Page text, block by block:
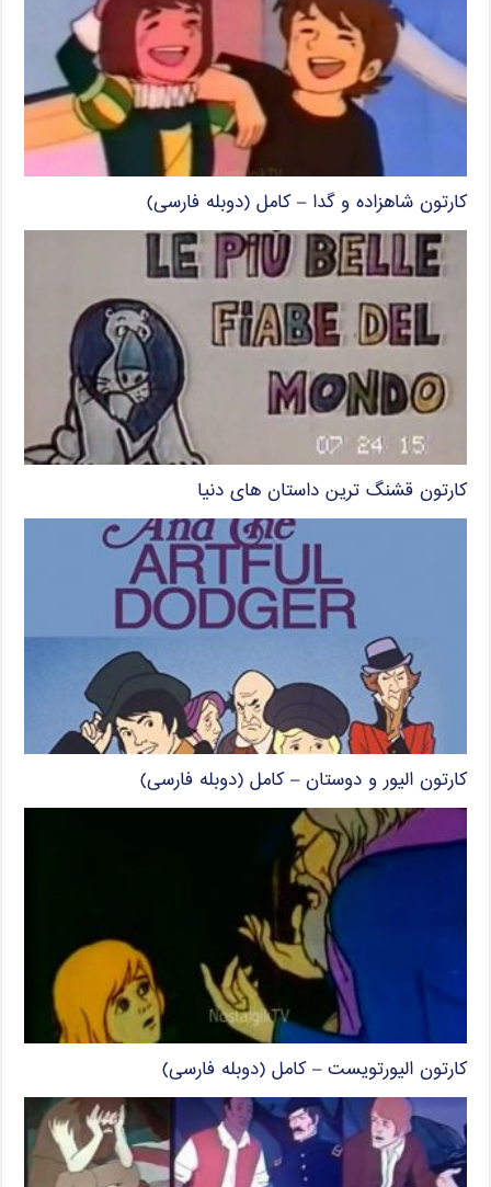
کارتون شاهزاده و گدا – کامل (دوبله فارسی)
کارتون قشنگ ترین داستان های دنیا
کارتون الیور و دوستان – کامل (دوبله فارسی)
کارتون الیورتویست – کامل (دوبله فارسی)